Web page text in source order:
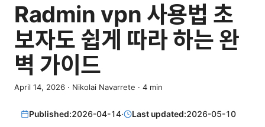
Radmin vpn 사용법 초
보자도 쉽게 따라 하는 완
벽 가이드
April 14, 2026 · Nikolai Navarrete · 4 min
Published:2026-04-14· Last updated:2026-05-10